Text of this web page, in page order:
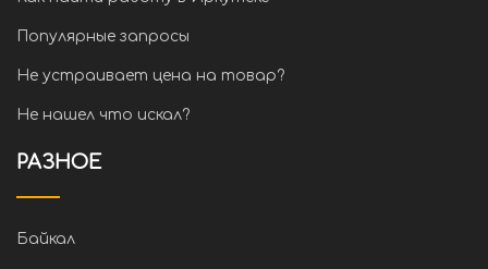
Популярные запросы
Не устраивает цена на товар?
Не нашел что искал?
РАЗНОЕ
Байкал